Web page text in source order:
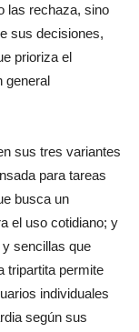
las rechaza, sino
sus decisiones,
prioriza el
general
sus tres variantes
para tareas
busca un
el uso cotidiano; y
sencillas que
tripartita permite
individuales
según sus